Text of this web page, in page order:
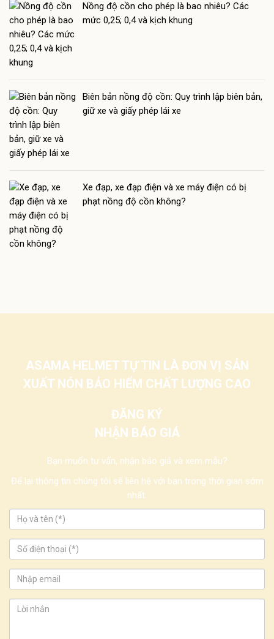
Nồng độ cồn cho phép là bao nhiêu? Các
mức 0,25; 0,4 và kịch khung
Biên bản nồng độ cồn: Quy trình lập biên bản,
giữ xe và giấy phép lái xe
Xe đạp, xe đạp điện và xe máy điện có bị
phạt nồng độ cồn không?
ASAMA HELMET TỰ TIN LÀ ĐƠN VỊ SẢN
XUẤT NÓN BẢO HIỂM CHẤT LƯỢNG CAO
ĐĂNG KÝ
NHẬN BÁO GIÁ
Bạn muốn tư vấn, nhận báo giá và xem mẫu?
Để lại thông tin chúng tôi sẽ liên hệ với bạn trong thời gian sớm
nhất.